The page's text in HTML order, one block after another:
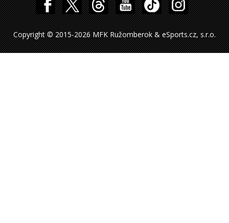
Copyright © 2015-2026 MFK Ružomberok & eSports.cz, s.r.o.